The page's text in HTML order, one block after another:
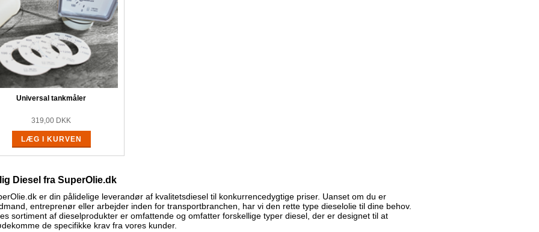
Universal tankmåler
319,00 DKK
LÆG I KURVEN
Diesel fra SuperOlie.dk
er din pålidelige leverandør af kvalitetsdiesel til konkurrencedygtige priser. Uanset om du er
entreprenør eller arbejder inden for transportbranchen, har vi den rette type dieselolie til dine behov.
sortiment af dieselprodukter er omfattende og omfatter forskellige typer diesel, der er designet til at
de specifikke krav fra vores kunder.